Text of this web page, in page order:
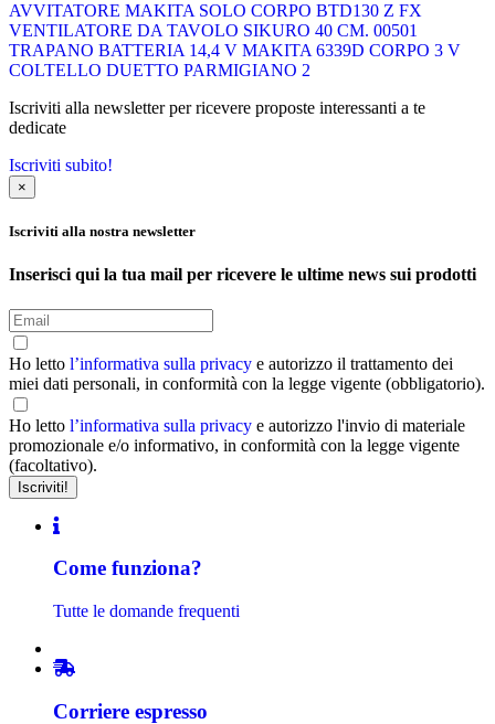
AVVITATORE MAKITA SOLO CORPO BTD130 Z FX
VENTILATORE DA TAVOLO SIKURO 40 CM. 00501
TRAPANO BATTERIA 14,4 V MAKITA 6339D CORPO 3 V
COLTELLO DUETTO PARMIGIANO 2
Iscriviti alla newsletter per ricevere proposte interessanti a te
dedicate
Iscriviti subito!
×
Iscriviti alla nostra newsletter
Inserisci qui la tua mail per ricevere le ultime news sui prodotti
Ho letto l’informativa sulla privacy e autorizzo il trattamento dei
miei dati personali, in conformità con la legge vigente (obbligatorio).
Ho letto l’informativa sulla privacy e autorizzo l'invio di materiale
promozionale e/o informativo, in conformità con la legge vigente
(facoltativo).
Come funziona?
Tutte le domande frequenti
Corriere espresso